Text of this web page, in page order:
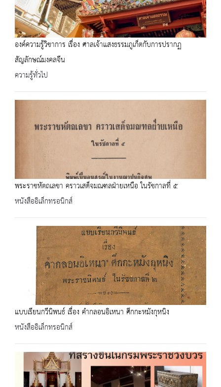
องค์ความรู้วิชาการ เรื่อง ศาลเจ้าแสงธรรมภูเก็ตกับการปรากฏ
สัญลักษณ์มงคลจีน
ความรู้ทั่วไป
พระราชหัตถเลขา คราวเสด็จมณฑลฝ่ายเหนือ ในรัชกาลที่ ๕
หนังสืออิเล็กทรอนิกส์
แบบเรียนกวีนิพนธ์ เรื่อง คำกลอนอิเหนา ศึกกะหมังกุหนิง
หนังสืออิเล็กทรอนิกส์